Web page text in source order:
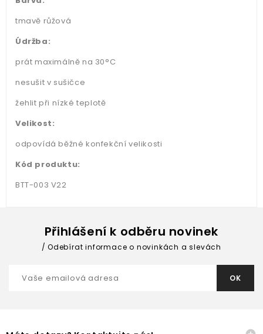
tmavě růžová
Údržba:
prát maximálně na 30°C
nesušit v sušičce
žehlit při nízké teplotě
Velikost:
odpovídá běžné konfekční velikosti
Kód produktu:
BTT-003 V22
Přihlášení k odběru novinek
Odebírat informace o novinkách a slevách